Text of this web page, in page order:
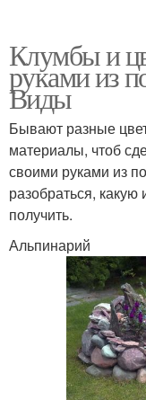
Клумбы и
руками из
Виды
Бывают разные
материалы, чтоб
своими руками из
разобраться,
получить.
Альпинарий